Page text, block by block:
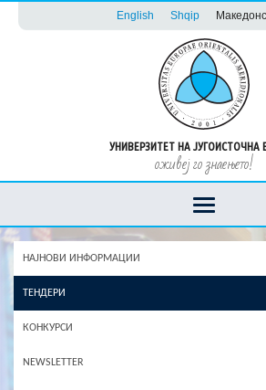
English Shqip
УНИВЕРЗИТЕТ НА ЈУГОИСТОЧНА
оживеј го знаењето!
НАЈНОВИ ИНФОРМАЦИИ
ТЕНДЕРИ
КОНКУРСИ
NEWSLETTER